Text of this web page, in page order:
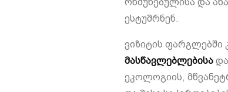
ესტუმრნენ.
ვიზიტის ფარგლებში
მასწავლებლებისა და
ეკოლოგიის,